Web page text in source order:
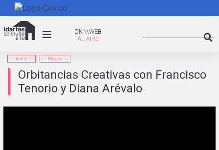
al
CK:\WEB
CK:\\WEB
inicio Danza
Orbitancias Creativas con Francisco
Tenorio y Diana Arévalo